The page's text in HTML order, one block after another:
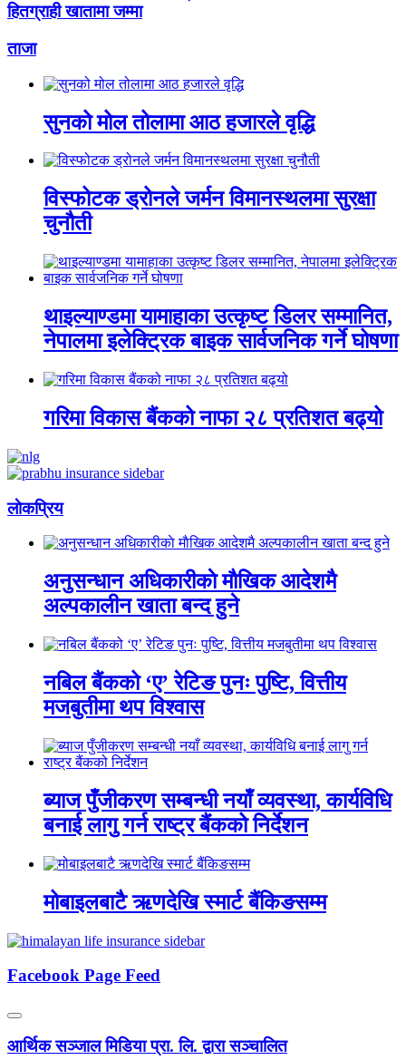
हितग्राही खातामा जम्मा
ताजा
सुनको मोल तोलामा आठ हजारले वृद्धि
विस्फोटक ड्रोनले जर्मन विमानस्थलमा सुरक्षा
चुनौती
थाइल्याण्डमा यामाहाका उत्कृष्ट डिलर सम्मानित,
नेपालमा इलेक्ट्रिक बाइक सार्वजनिक गर्ने घोषणा
गरिमा विकास बैंकको नाफा २८ प्रतिशत बढ्यो
लाेकप्रिय
अनुसन्धान अधिकारीकाे माैखिक आदेशमै
अल्पकालीन खाता बन्द हुने
नबिल बैंकको ‘ए’ रेटिङ पुनः पुष्टि, वित्तीय
मजबुतीमा थप विश्वास
ब्याज पुँजीकरण सम्बन्धी नयाँ व्यवस्था, कार्यविधि
बनाई लागु गर्न राष्ट्र बैंकको निर्देशन
मोबाइलबाटै ऋणदेखि स्मार्ट बैंकिङसम्म
Facebook Page Feed
आर्थिक सञ्जाल मिडिया प्रा. लि. द्वारा सञ्चालित